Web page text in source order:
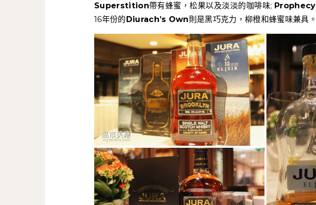
Superstition帶有蜂蜜，松果以及淡淡的咖啡味; Prophecy
16年份的Diurach’s Own則是黑巧克力，柳橙和蜂蜜味兼具。